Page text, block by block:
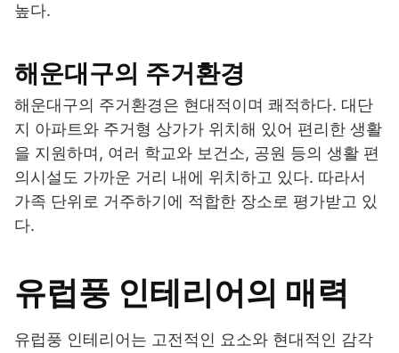
높다.
해운대구의 주거환경
해운대구의 주거환경은 현대적이며 쾌적하다. 대단
지 아파트와 주거형 상가가 위치해 있어 편리한 생활
을 지원하며, 여러 학교와 보건소, 공원 등의 생활 편
의시설도 가까운 거리 내에 위치하고 있다. 따라서
가족 단위로 거주하기에 적합한 장소로 평가받고 있
다.
유럽풍 인테리어의 매력
유럽풍 인테리어는 고전적인 요소와 현대적인 감각